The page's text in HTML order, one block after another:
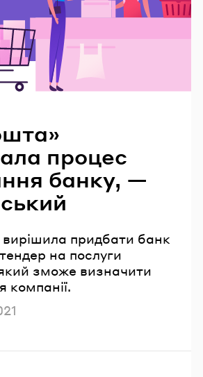
процес
банку, —
придбати банк
на послуги
зможе визначити
компанії.